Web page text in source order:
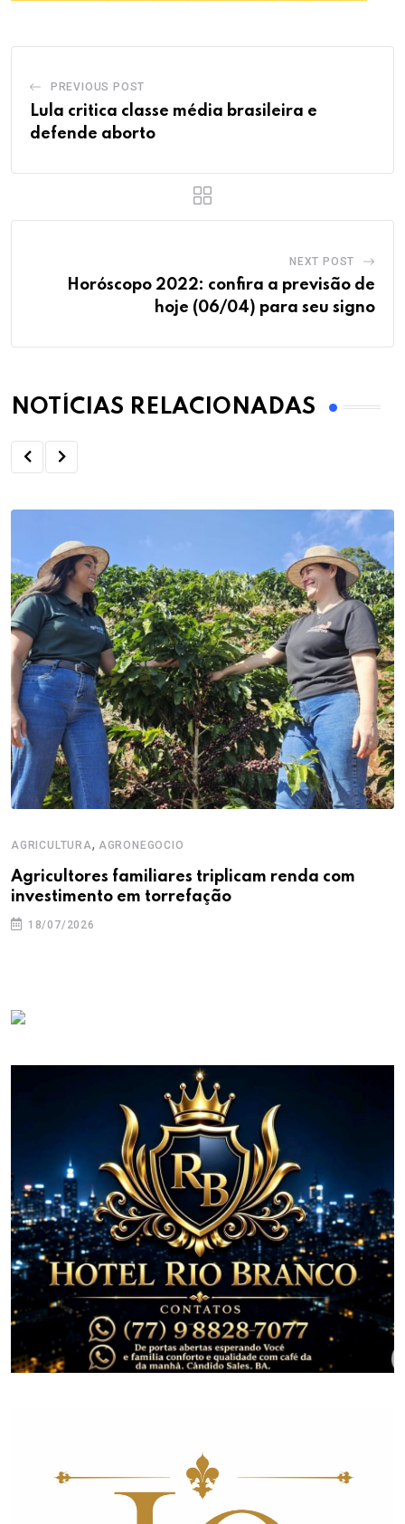
PREVIOUS POST
Lula critica classe média brasileira e
defende aborto
NEXT POST
Horóscopo 2022: confira a previsão de
hoje (06/04) para seu signo
NOTÍCIAS RELACIONADAS
AGRICULTURA, AGRONEGOCIO
Agricultores familiares triplicam renda com
investimento em torrefação
18/07/2026